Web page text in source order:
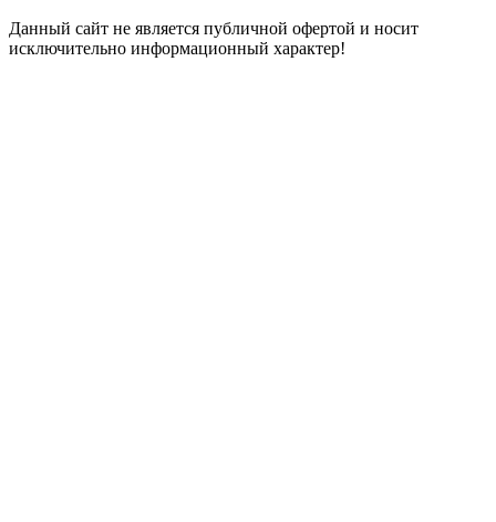
Данный сайт не является публичной офертой и носит
исключительно информационный характер!